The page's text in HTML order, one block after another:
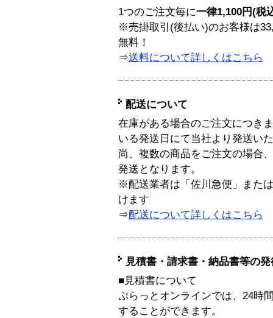
1つのご注文毎に一律1,100円(税
※売掛取引(後払い)のお客様は
無料！
⇒送料について詳しくはこちら
配送について
在庫がある場合のご注文につき
いる発送日にて当社より発送い
尚、複数の商品をご注文の場合
発送となります。
※配送業者は「佐川急便」また
けます
⇒配送について詳しくはこちら
見積書・請求書・納品書等の
■見積書について
ぷらっとオンラインでは、24時
することができます。